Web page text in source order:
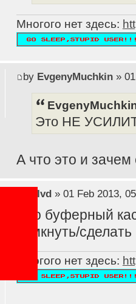
Многого нет здесь:
by EvgenyMuchkin» 01
Это НЕ
А что это и
lvd» 01 Feb 2013,
Это буферный
замкнуть/
Многого нет здесь: